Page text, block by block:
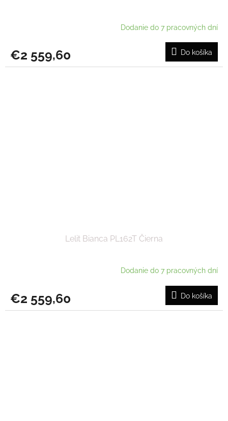
Dodanie do 7 pracovných dní
€2 559,60 Do košíka
Lelit Bianca PL162T Čierna
Dodanie do 7 pracovných dní
€2 559,60 Do košíka